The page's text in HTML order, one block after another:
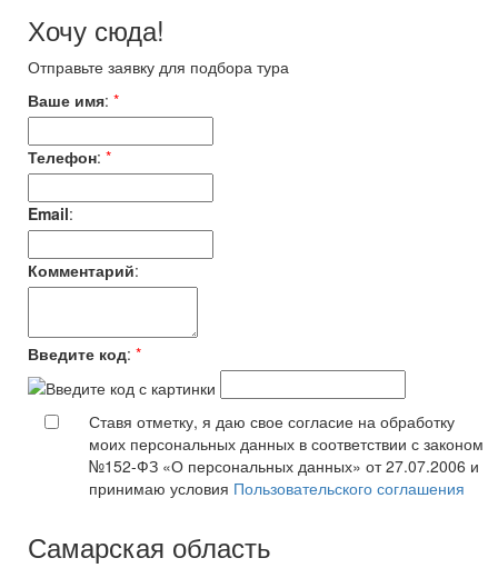
Хочу сюда!
Отправьте заявку для подбора тура
Ваше имя: *
Телефон: *
Email:
Комментарий:
Введите код: *
Ставя отметку, я даю свое согласие на обработку
моих персональных данных в соответствии с законом
№152-ФЗ «О персональных данных» от 27.07.2006 и
принимаю условия Пользовательского соглашения
Самарская область